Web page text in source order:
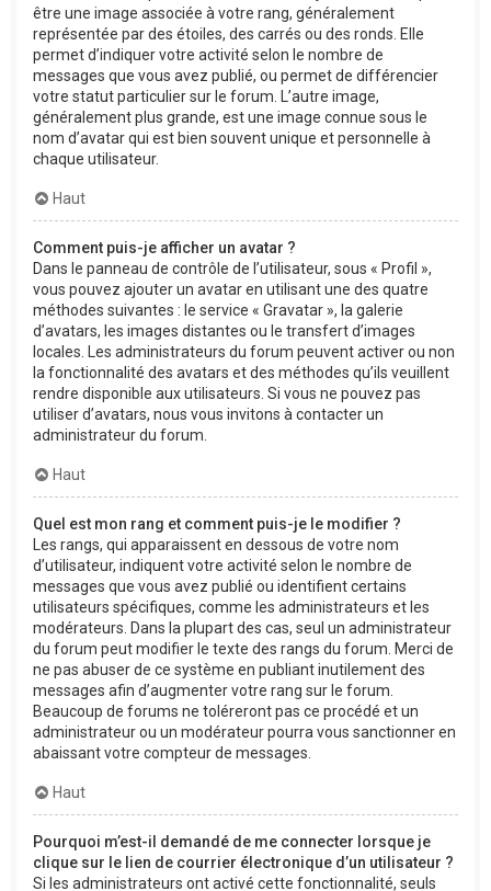
être une image associée à votre rang, généralement
représentée par des étoiles, des carrés ou des ronds. Elle
permet d’indiquer votre activité selon le nombre de
messages que vous avez publié, ou permet de différencier
votre statut particulier sur le forum. L’autre image,
généralement plus grande, est une image connue sous le
nom d’avatar qui est bien souvent unique et personnelle à
chaque utilisateur.
Haut
Comment puis-je afficher un avatar ?
Dans le panneau de contrôle de l’utilisateur, sous « Profil »,
vous pouvez ajouter un avatar en utilisant une des quatre
méthodes suivantes : le service « Gravatar », la galerie
d’avatars, les images distantes ou le transfert d’images
locales. Les administrateurs du forum peuvent activer ou non
la fonctionnalité des avatars et des méthodes qu’ils veuillent
rendre disponible aux utilisateurs. Si vous ne pouvez pas
utiliser d’avatars, nous vous invitons à contacter un
administrateur du forum.
Haut
Quel est mon rang et comment puis-je le modifier ?
Les rangs, qui apparaissent en dessous de votre nom
d’utilisateur, indiquent votre activité selon le nombre de
messages que vous avez publié ou identifient certains
utilisateurs spécifiques, comme les administrateurs et les
modérateurs. Dans la plupart des cas, seul un administrateur
du forum peut modifier le texte des rangs du forum. Merci de
ne pas abuser de ce système en publiant inutilement des
messages afin d’augmenter votre rang sur le forum.
Beaucoup de forums ne toléreront pas ce procédé et un
administrateur ou un modérateur pourra vous sanctionner en
abaissant votre compteur de messages.
Haut
Pourquoi m’est-il demandé de me connecter lorsque je
clique sur le lien de courrier électronique d’un utilisateur ?
Si les administrateurs ont activé cette fonctionnalité, seuls